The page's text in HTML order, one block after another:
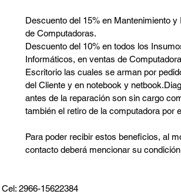
Descuento del 15% en Mantenimiento y
de Computadoras.
Descuento del 10% en todos los
Informáticos, en ventas de
Escritorio las cuales se arman por
del Cliente y en notebook y
antes de la reparación son sin cargo
también el retiro de la computadora por
Para poder recibir estos beneficios, al
contacto deberá mencionar su
2966-15622384